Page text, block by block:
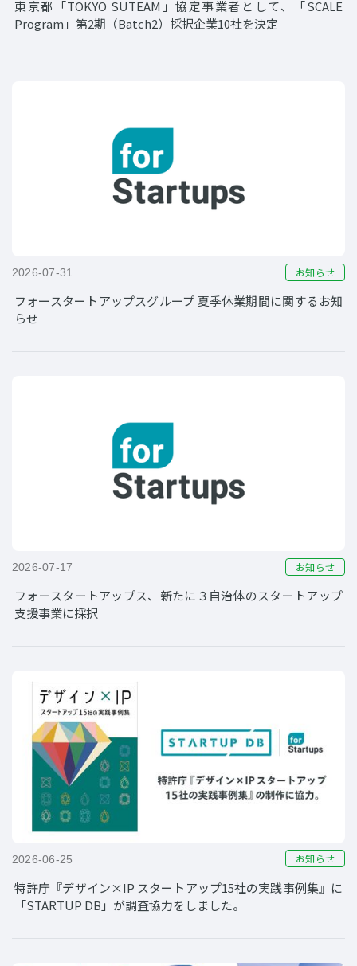
東京都「TOKYO SUTEAM」協定事業者として、「SCALE
Program」第2期（Batch2）採択企業10社を決定
2026-07-31 お知らせ
フォースタートアップスグループ 夏季休業期間に関するお知
らせ
2026-07-17 お知らせ
フォースタートアップス、新たに３自治体のスタートアップ
支援事業に採択
2026-06-25 お知らせ
特許庁『デザイン×IP スタートアップ15社の実践事例集』に
「STARTUP DB」が調査協力をしました。